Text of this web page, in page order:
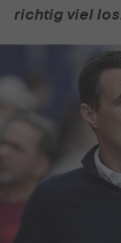
richtig viel